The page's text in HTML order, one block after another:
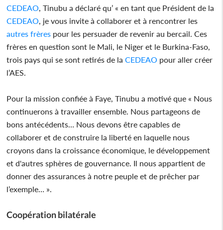
CEDEAO , Tinubu a déclaré qu’ « en tant que Président de la
CEDEAO , je vous invite à collaborer et à rencontrer les
autres frères pour les persuader de revenir au bercail. Ces
frères en question sont le Mali, le Niger et le Burkina-Faso,
trois pays qui se sont retirés de la CEDEAO pour aller créer
l’AES.
Pour la mission confiée à Faye, Tinubu a motivé que « Nous
continuerons à travailler ensemble. Nous partageons de
bons antécédents… Nous devons être capables de
collaborer et de construire la liberté en laquelle nous
croyons dans la croissance économique, le développement
et d'autres sphères de gouvernance. Il nous appartient de
donner des assurances à notre peuple et de prêcher par
l’exemple… ».
Coopération bilatérale